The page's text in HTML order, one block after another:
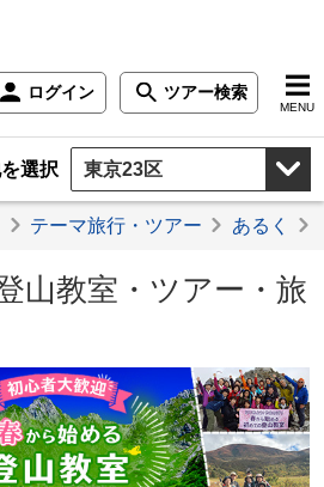
ログイン ツアー検索
MENU
選択
テーマ旅行・ツアー あるく
山教室・ツアー・旅